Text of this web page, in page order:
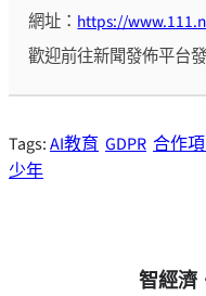
網址： https://
歡迎前往新聞發佈平台
Tags:AI教育 GDPR 合作
少年
智經濟